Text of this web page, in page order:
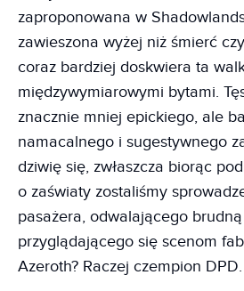
zaproponowana w
zawieszona wyżej niż śmierć
coraz bardziej doskwiera ta
międzywymiarowymi bytami.
znacznie mniej epickiego, ale
namacalnego i sugestywnego
dziwię się, zwłaszcza biorąc
o zaświaty zostaliśmy
pasażera, odwalającego
przyglądającego się scenom
Azeroth? Raczej czempion DPD.